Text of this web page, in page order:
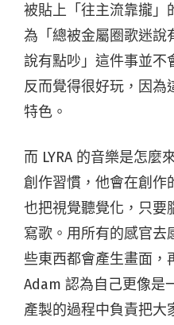
被貼上「往主流靠攏」
為「總被金屬圈歌迷說
說有點吵」這件事並不
反而覺得很好玩，因為
特色。
而 LYRA 的音樂是怎麼
創作習慣，他會在創作
也把視覺聽覺化，只要
寫歌。用所有的感官去
些東西都會產生畫面，
Adam 認為自己更像是
產製的過程中負責把大